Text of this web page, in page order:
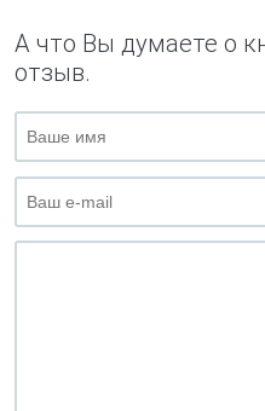
А что Вы думаете о
отзыв.